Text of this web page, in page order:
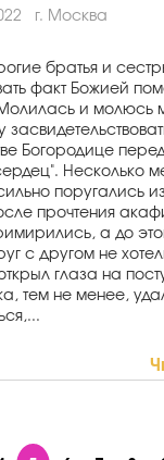
г. Москва
братья и
факт Божией
и молюсь
Богородице
Несколько
поругались
прочтения
а до
с другом не
глаза на
тем не менее,